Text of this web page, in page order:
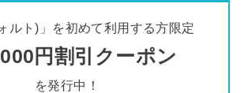
ルト)」を初めて利用する方限定
円割引クーポン
を発行中！